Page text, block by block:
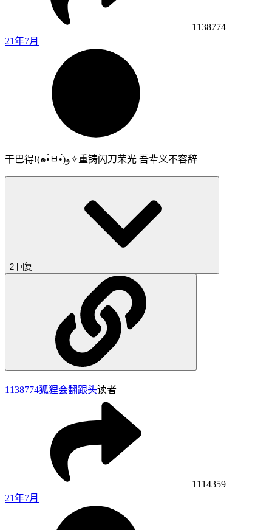
1138774
21年7月
干巴得!(๑•̀ㅂ•́)و✧重铸闪刀荣光 吾辈义不容辞
2 回复
1138774狐狸会翻跟头读者
1114359
21年7月